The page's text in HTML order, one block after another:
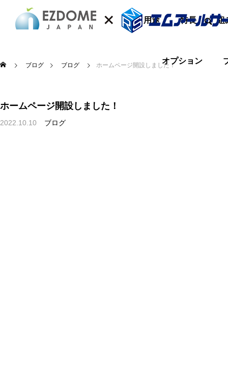
用途 特長 組
オプション
ブログ ブログ ホームページ開設しました！
ホームページ開設しました！
2022.10.10 ブログ